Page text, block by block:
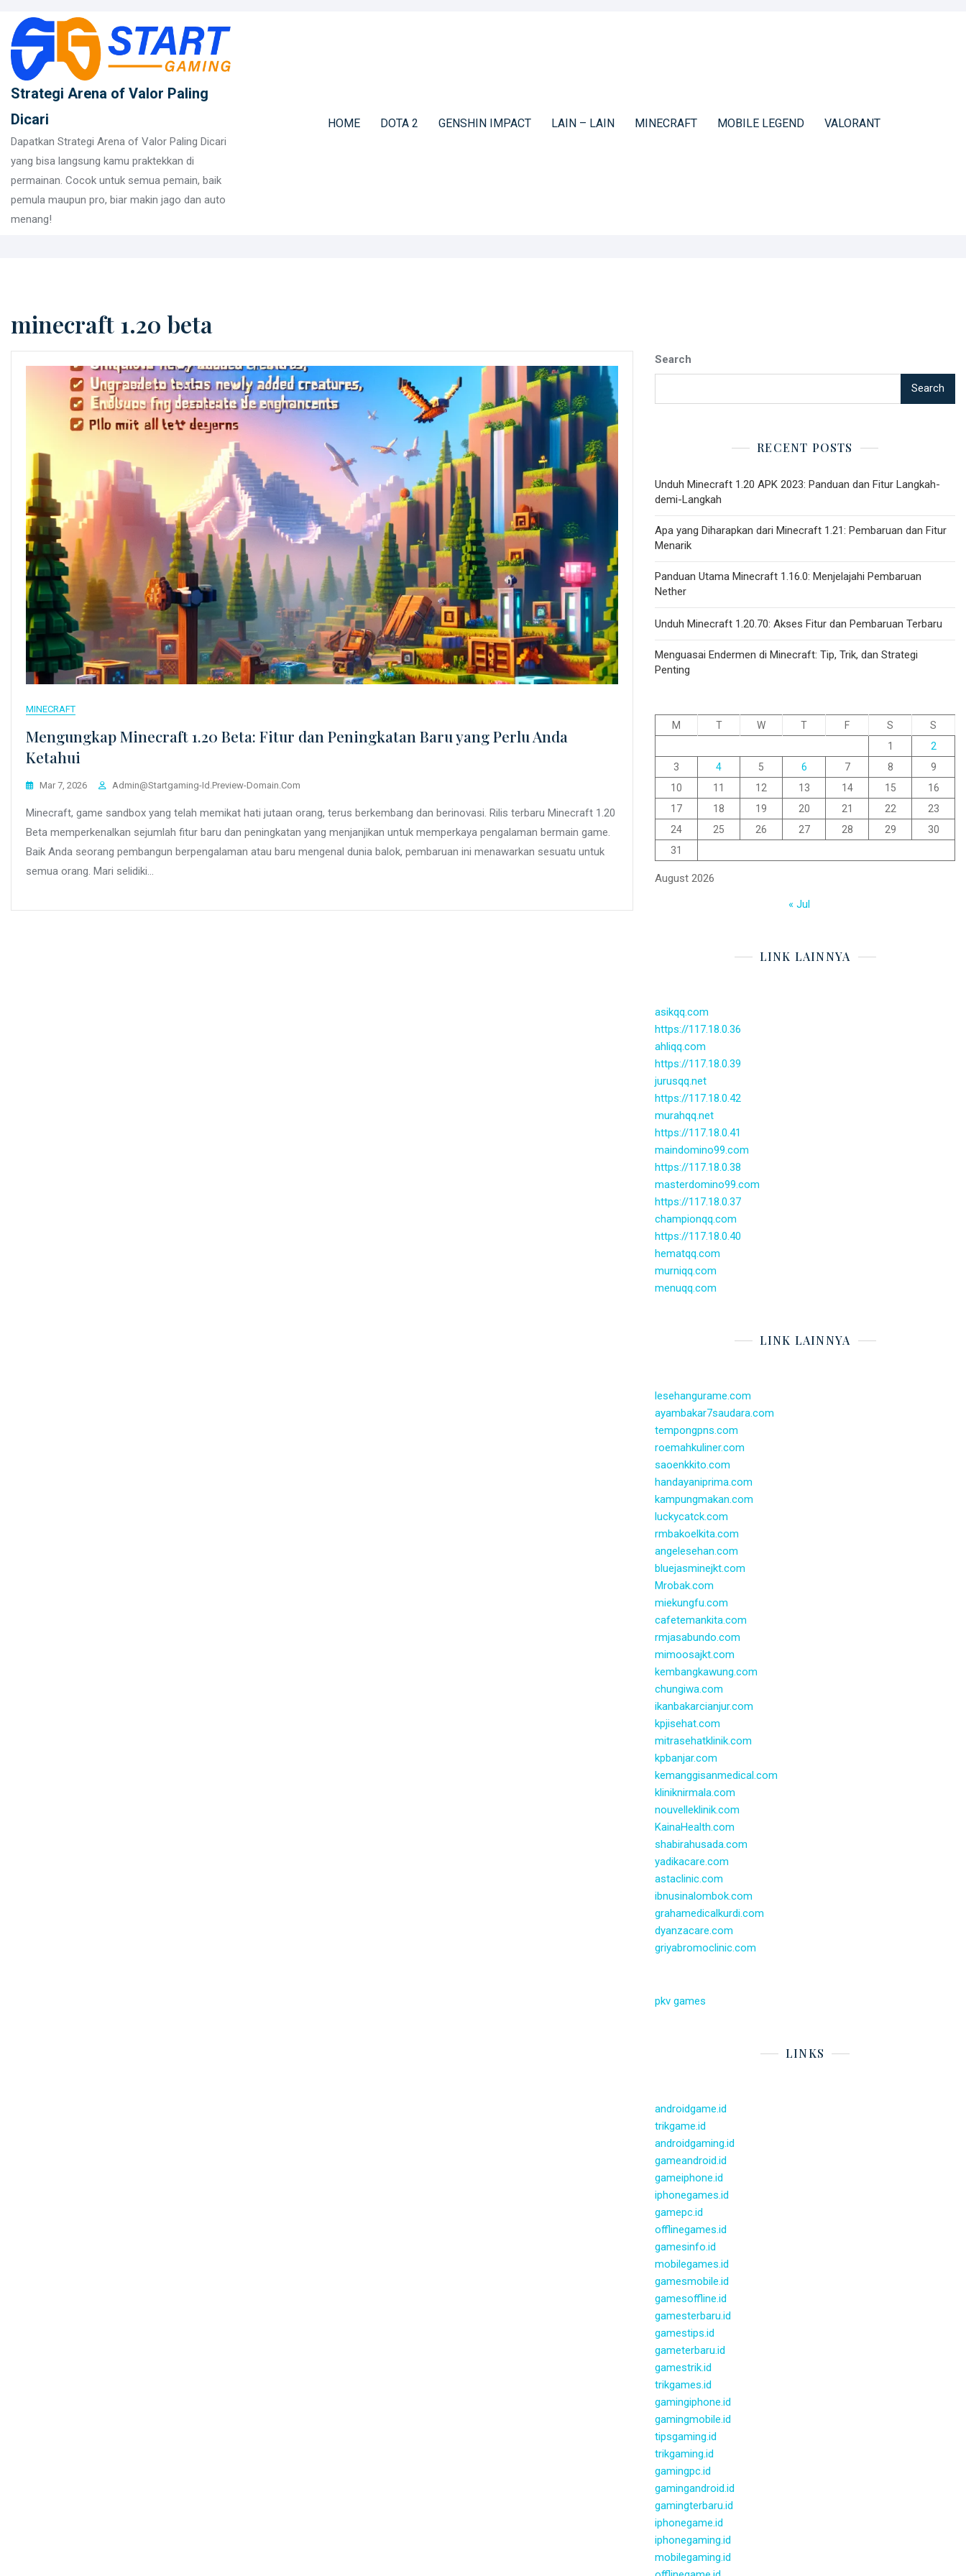
content
Strategi Arena of Valor Paling
Dicari
Dapatkan Strategi Arena of Valor Paling Dicari
yang bisa langsung kamu praktekkan di
permainan. Cocok untuk semua pemain, baik
pemula maupun pro, biar makin jago dan auto
menang!
HOME DOTA 2 GENSHIN IMPACT LAIN – LAIN MINECRAFT MOBILE LEGEND VALORANT
minecraft 1.20 beta
MINECRAFT
Mengungkap Minecraft 1.20 Beta: Fitur dan Peningkatan Baru yang Perlu Anda
Ketahui
Mar 7, 2026 Admin@startgaming-Id.preview-Domain.com
Minecraft, game sandbox yang telah memikat hati jutaan orang, terus berkembang dan berinovasi. Rilis terbaru Minecraft 1.20
Beta memperkenalkan sejumlah fitur baru dan peningkatan yang menjanjikan untuk memperkaya pengalaman bermain game.
Baik Anda seorang pembangun berpengalaman atau baru mengenal dunia balok, pembaruan ini menawarkan sesuatu untuk
semua orang. Mari selidiki…
Search
Search
RECENT POSTS
Unduh Minecraft 1.20 APK 2023: Panduan dan Fitur Langkah-
demi-Langkah
Apa yang Diharapkan dari Minecraft 1.21: Pembaruan dan Fitur
Menarik
Panduan Utama Minecraft 1.16.0: Menjelajahi Pembaruan
Nether
Unduh Minecraft 1.20.70: Akses Fitur dan Pembaruan Terbaru
Menguasai Endermen di Minecraft: Tip, Trik, dan Strategi
Penting
August 2026
M T W T F S
S
1
2
3
4 5 6 7 8
9
10
11 12 13 14 15
16
17
18 19 20 21 22
23
24
25 26 27 28 29
30
31
« Jul
LINK LAINNYA
asikqq.com
https://117.18.0.36
ahliqq.com
https://117.18.0.39
jurusqq.net
https://117.18.0.42
murahqq.net
https://117.18.0.41
maindomino99.com
https://117.18.0.38
masterdomino99.com
https://117.18.0.37
championqq.com
https://117.18.0.40
hematqq.com
murniqq.com
menuqq.com
LINK LAINNYA
lesehangurame.com
ayambakar7saudara.com
tempongpns.com
roemahkuliner.com
saoenkkito.com
handayaniprima.com
kampungmakan.com
luckycatck.com
rmbakoelkita.com
angelesehan.com
bluejasminejkt.com
Mrobak.com
miekungfu.com
cafetemankita.com
rmjasabundo.com
mimoosajkt.com
kembangkawung.com
chungiwa.com
ikanbakarcianjur.com
kpjisehat.com
mitrasehatklinik.com
kpbanjar.com
kemanggisanmedical.com
kliniknirmala.com
nouvelleklinik.com
KainaHealth.com
shabirahusada.com
yadikacare.com
astaclinic.com
ibnusinalombok.com
grahamedicalkurdi.com
dyanzacare.com
griyabromoclinic.com
pkv games
LINKS
androidgame.id
trikgame.id
androidgaming.id
gameandroid.id
gameiphone.id
iphonegames.id
gamepc.id
offlinegames.id
gamesinfo.id
mobilegames.id
gamesmobile.id
gamesoffline.id
gamesterbaru.id
gamestips.id
gameterbaru.id
gamestrik.id
trikgames.id
gamingiphone.id
gamingmobile.id
tipsgaming.id
trikgaming.id
gamingpc.id
gamingandroid.id
gamingterbaru.id
iphonegame.id
iphonegaming.id
mobilegaming.id